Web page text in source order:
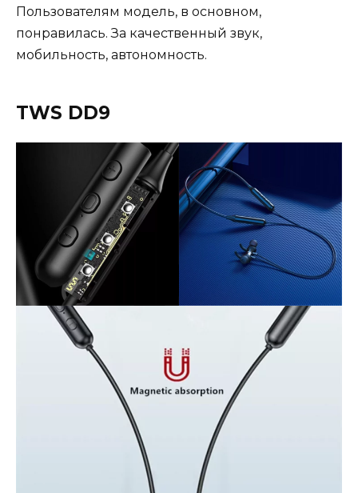
Пользователям модель, в основном,
понравилась. За качественный звук,
мобильность, автономность.
TWS DD9